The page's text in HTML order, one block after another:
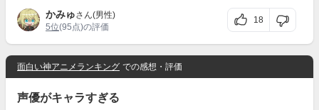
かみゅさん(男性)
5位(95点)の評価
18
面白い神アニメランキング での感想・評価
声優がキャラすぎる